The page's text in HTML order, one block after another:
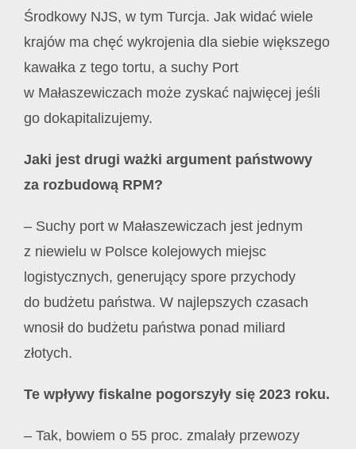
Środkowy NJS, w tym Turcja. Jak widać wiele
krajów ma chęć wykrojenia dla siebie większego
kawałka z tego tortu, a suchy Port
w Małaszewiczach może zyskać najwięcej jeśli
go dokapitalizujemy.
Jaki jest drugi ważki argument państwowy
za rozbudową RPM?
– Suchy port w Małaszewiczach jest jednym
z niewielu w Polsce kolejowych miejsc
logistycznych, generujący spore przychody
do budżetu państwa. W najlepszych czasach
wnosił do budżetu państwa ponad miliard
złotych.
Te wpływy fiskalne pogorszyły się 2023 roku.
– Tak, bowiem o 55 proc. zmalały przewozy